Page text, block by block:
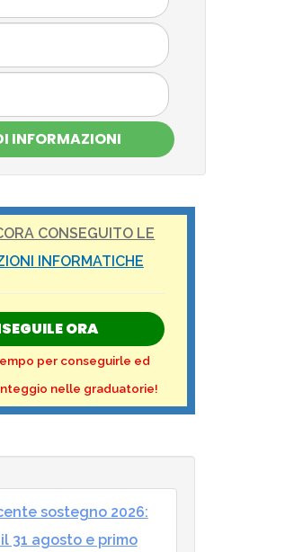
INFORMAZIONI
CONSEGUITO LE
INFORMATICHE
ORA
per conseguirle ed
nelle graduatorie!
sostegno 2026:
31 agosto e primo